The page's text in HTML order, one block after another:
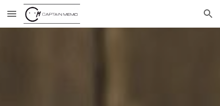
Skip to main content Skip to navigation